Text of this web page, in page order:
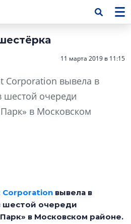
11 марта 2019 в 11:15
Corporation вывела в
шестой очереди
в Московском
Corporation вывела в
шестой очереди
в Московском районе.